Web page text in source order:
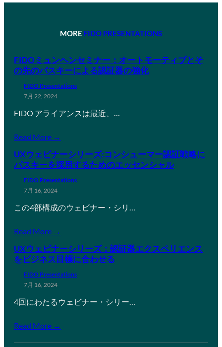
MORE FIDO PRESENTATIONS
FIDOミュンヘンセミナー：オートモーティブとそ
の先のパスキーによる認証器の強化
FIDO Presentations
7月 22, 2024
FIDO アライアンスは最近、…
Read More →
UXウェビナーシリーズ:コンシューマー認証戦略に
パスキーを採用するためのエッセンシャル
FIDO Presentations
7月 16, 2024
この4部構成のウェビナー・シリ…
Read More →
UXウェビナーシリーズ：認証器エクスペリエンス
をビジネス目標に合わせる
FIDO Presentations
7月 16, 2024
4回にわたるウェビナー・シリー…
Read More →